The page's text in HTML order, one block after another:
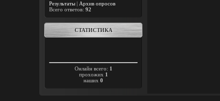
Результаты | Архив опросов
Всего ответов: 92
СТАТИСТИКА
Онлайн всего: 1
прохожих 1
наших 0